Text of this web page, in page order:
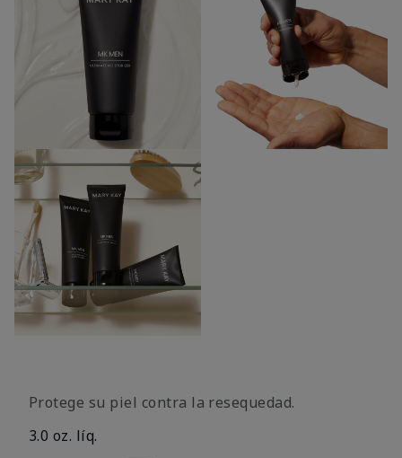
Protege su piel contra la resequedad.
3.0 oz. líq.